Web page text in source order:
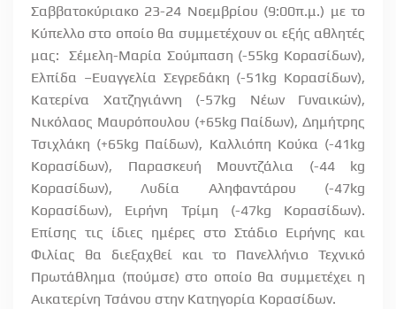
Σαββατοκύριακο 23-24 Νοεμβρίου (9:00π.μ.) με το
Κύπελλο στο οποίο θα συμμετέχουν οι εξής αθλητές
μας:
Σέμελη-Μαρία Σούμπαση (-55kg Κορασίδων),
Ελπίδα –Ευαγγελία Σεγρεδάκη (-51kg Κορασίδων),
Κατερίνα Χατζηγιάννη (-57kg Nέων Γυναικών),
Νικόλαος Μαυρόπουλου (+65kg Παίδων), Δημήτρης
Τσιχλάκη (+65kg Παίδων), Καλλιόπη Κούκα (-41kg
Κορασίδων), Παρασκευή Μουντζάλια (-44 kg
Κορασίδων), Λυδία Αληφαντάρου (-47kg
Koρασίδων), Ειρήνη Τρίμη (-47kg Kορασίδων).
Επίσης τις ίδιες ημέρες στο Στάδιο Ειρήνης και
Φιλίας θα διεξαχθεί και το Πανελλήνιο Τεχνικό
Πρωτάθλημα (πούμσε) στο οποίο θα συμμετέχει η
Αικατερίνη Τσάνου στην Κατηγορία Κορασίδων.